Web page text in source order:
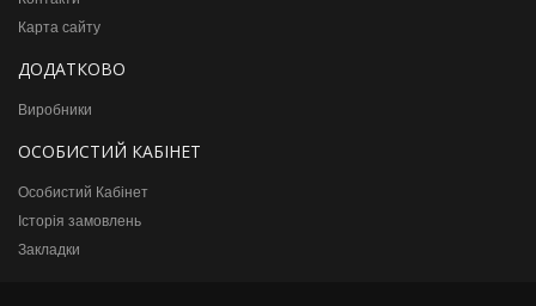
Карта сайту
ДОДАТКОВО
Виробники
ОСОБИСТИЙ КАБІНЕТ
Особистий Кабінет
Історія замовлень
Закладки